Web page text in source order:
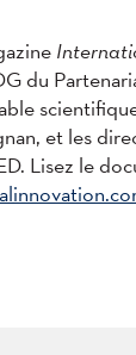
du
et les
Lisez le